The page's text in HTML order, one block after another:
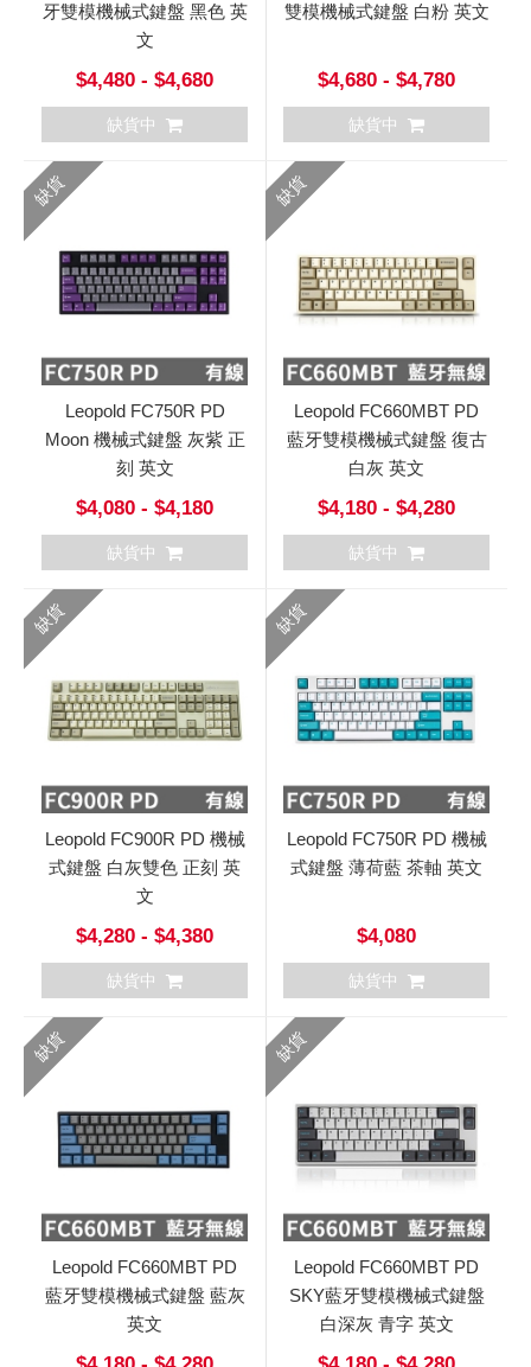
牙雙模機械式鍵盤 黑色 英
文
$4,480 - $4,680
缺貨中
雙模機械式鍵盤 白粉 英文
$4,680 - $4,780
缺貨中
缺貨
Leopold FC750R PD
Moon 機械式鍵盤 灰紫 正
刻 英文
$4,080 - $4,180
缺貨中
缺貨
Leopold FC660MBT PD
藍牙雙模機械式鍵盤 復古
白灰 英文
$4,180 - $4,280
缺貨中
缺貨
Leopold FC900R PD 機械
式鍵盤 白灰雙色 正刻 英
文
$4,280 - $4,380
缺貨中
缺貨
Leopold FC750R PD 機械
式鍵盤 薄荷藍 茶軸 英文
$4,080
缺貨中
缺貨
Leopold FC660MBT PD
藍牙雙模機械式鍵盤 藍灰
英文
缺貨
Leopold FC660MBT PD
SKY藍牙雙模機械式鍵盤
白深灰 青字 英文